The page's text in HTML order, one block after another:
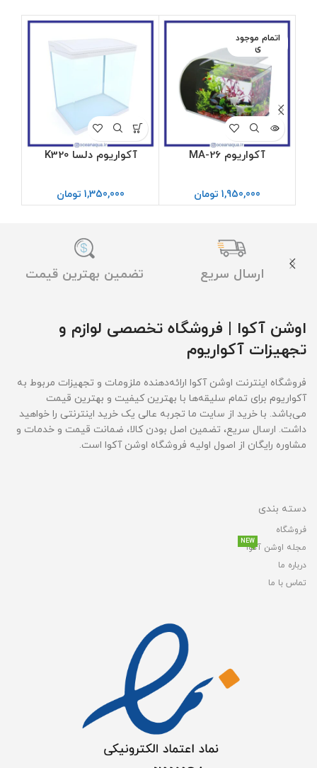
اتمام موجود
ی
آکواریوم MA-26
1,950,000 تومان
آکواریوم دلسا K320
1,350,000 تومان
ارسال سریع تضمین بهترین قیمت
اوشن آکوا | فروشگاه تخصصی لوازم و
تجهیزات آکواریوم
فروشگاه اینترنت اوشن آکوا ارائه‌دهنده ملزومات و تجهیزات مربوط به
آکواریوم برای تمام سلیقه‌ها با بهترین کیفیت و بهترین قیمت‌
می‌باشد. با خرید از سایت ما تجربه عالی یک خرید اینترنتی را خواهید
داشت. ارسال سریع، تضمین اصل بودن کالا، ضمانت قیمت و خدمات و
مشاوره رایگان از اصول اولیه فروشگاه اوشن آکوا است.
دسته بندی
فروشگاه
مجله اوشن آکوا
NEW
درباره ما
تماس با ما